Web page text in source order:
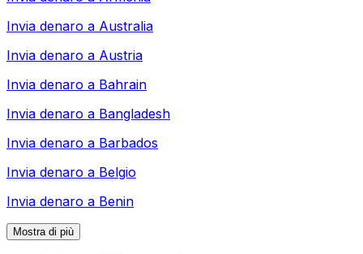
Invia denaro a Australia
Invia denaro a Austria
Invia denaro a Bahrain
Invia denaro a Bangladesh
Invia denaro a Barbados
Invia denaro a Belgio
Invia denaro a Benin
Mostra di più